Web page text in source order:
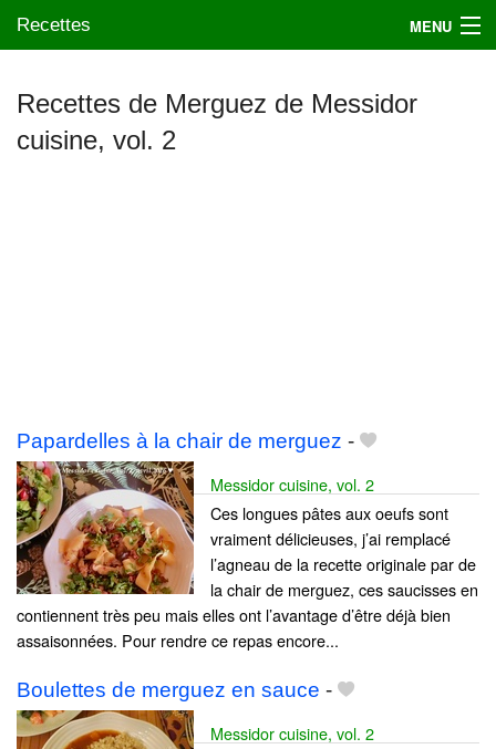
Recettes MENU
Mes blogs préférés
Recettes de Merguez de Messidor
cuisine, vol. 2
Papardelles à la chair de merguez -
Messidor cuisine, vol. 2
Ces longues pâtes aux oeufs sont
vraiment délicieuses, j’ai remplacé
l’agneau de la recette originale par de
la chair de merguez, ces saucisses en
contiennent très peu mais elles ont l’avantage d’être déjà bien
assaisonnées. Pour rendre ce repas encore...
Boulettes de merguez en sauce -
Messidor cuisine, vol. 2